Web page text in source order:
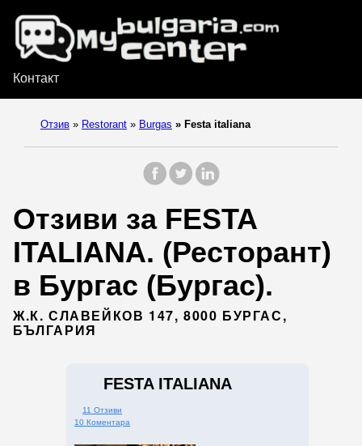
Контакт
Отзив » Restorant » Burgas » Festa italiana
Отзиви за FESTA
ITALIANA. (Ресторант)
в Бургас (Бургас).
Ж.К. СЛАВЕЙКОВ 147, 8000 БУРГАС,
БЪЛГАРИЯ
FESTA ITALIANA
11 Отзиви
10 Коментара